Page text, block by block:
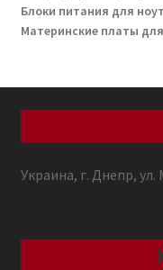
Блоки питания для
Материнские платы
Украина, г. Днепр,